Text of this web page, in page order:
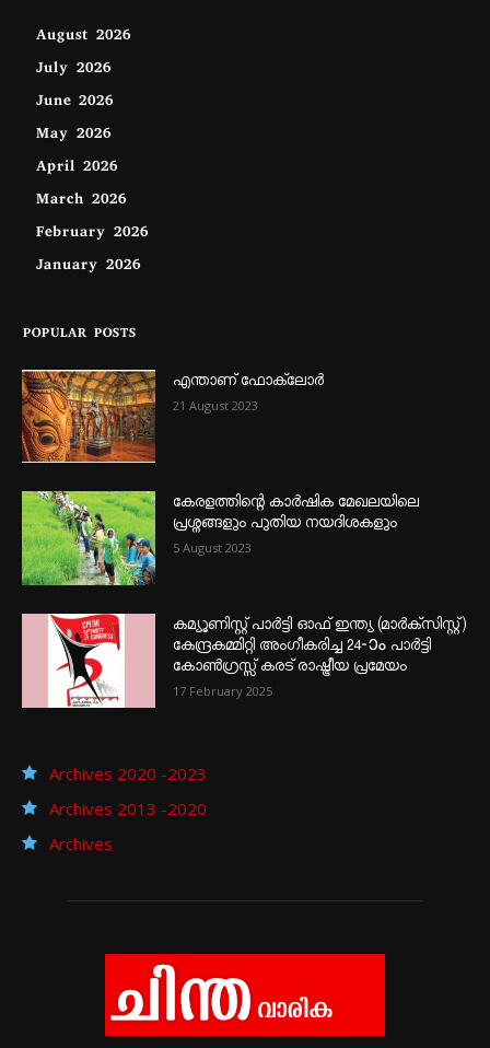
August 2026
July 2026
June 2026
May 2026
April 2026
March 2026
February 2026
January 2026
POPULAR POSTS
എന്താണ്‌ ഫോക്‌ലോർ
21 August 2023
കേരളത്തിന്റെ കാർഷിക മേഖലയിലെ
പ്രശ്നങ്ങളും പുതിയ നയദിശകളും
5 August 2023
കമ്യൂണിസ്റ്റ് പാർട്ടി ഓഫ് ഇന്ത്യ (മാർക്സിസ്റ്റ്)
കേന്ദ്രകമ്മിറ്റി അംഗീകരിച്ച 24‐ാം പാർട്ടി
കോൺഗ്രസ്സ് കരട് രാഷ്ട്രീയ പ്രമേയം
17 February 2025
Archives 2020 -2023
Archives 2013 -2020
Archives